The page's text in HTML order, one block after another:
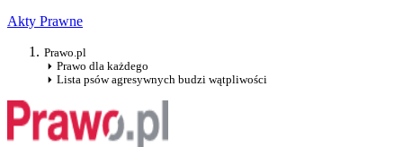
Akty Prawne
Prawo.pl
Prawo dla każdego
Lista psów agresywnych budzi wątpliwości